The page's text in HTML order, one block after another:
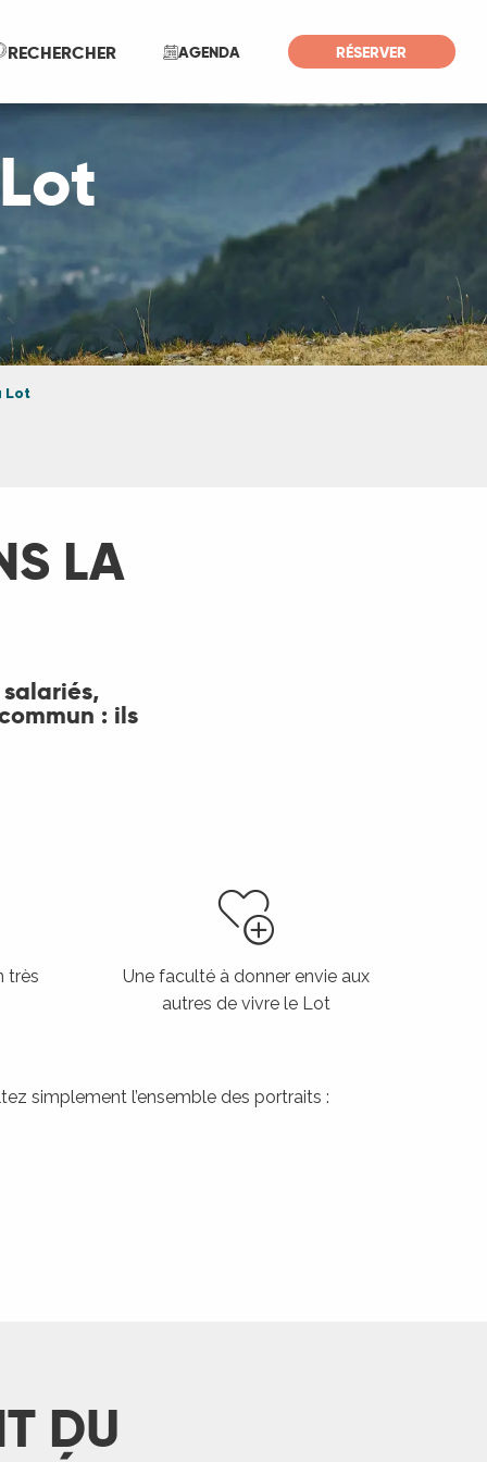
AGENDA RÉSERVER
RECHERCHERRecherche
Lot
LA
: ils
très
Une faculté à donner envie aux
autres de vivre le Lot
simplement l’ensemble des portraits :
DU